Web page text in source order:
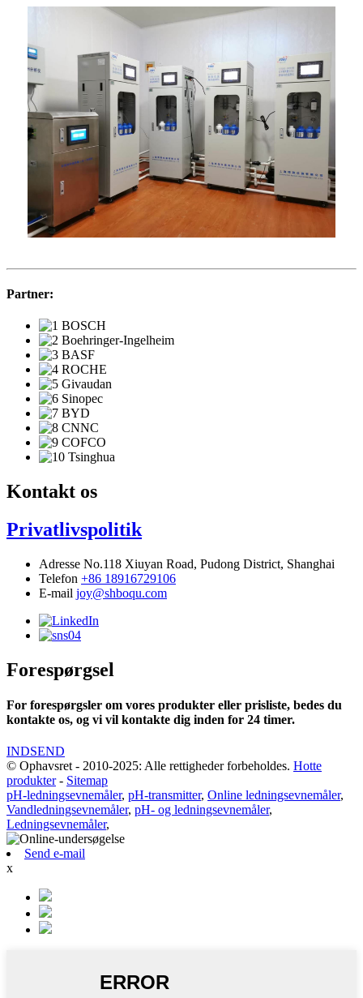
Partner:
Kontakt os
Privatlivspolitik
Adresse No.118 Xiuyan Road, Pudong District, Shanghai
Telefon +86 18916729106
E-mail joy@shboqu.com
Forespørgsel
For forespørgsler om vores produkter eller prisliste, bedes du
kontakte os, og vi vil kontakte dig inden for 24 timer.
INDSEND
© Ophavsret - 2010-2025: Alle rettigheder forbeholdes. Hotte
produkter- Sitemap
pH-ledningsevnemåler, pH-transmitter, Online ledningsevnemåler,
Vandledningsevnemåler, pH- og ledningsevnemåler,
Ledningsevnemåler,
Send e-mail
x